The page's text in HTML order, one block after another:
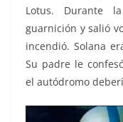
Lotus. Durante
guarnición y salió
incendió. Solana
Su padre le
el autódromo